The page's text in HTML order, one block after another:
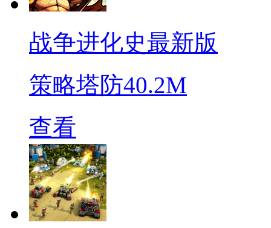
战争进化史最新版
策略塔防40.2M
查看